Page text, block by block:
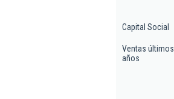
Capital Social
Ventas últimos
años